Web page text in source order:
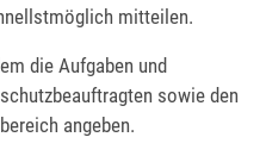
mitteilen.
die Aufgaben und
sowie den
angeben.